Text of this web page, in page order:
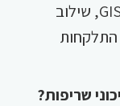
באמצעות ניתוח מרחבי מבוסס GIS, שילוב
התלקחות
שריפות?